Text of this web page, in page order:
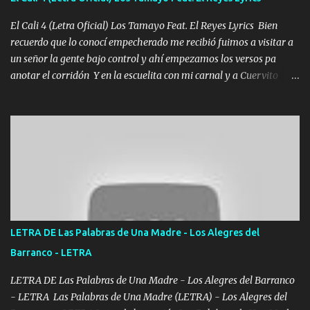
echarle chingazos Y seguir trabajando porque nada es...
El Cali 4 (Letra Oficial) Los Tamayo Feat. El Reyes Lyrics Bien
recuerdo que lo conocí empecherado me recibió fuimos a visitar a
un señor la gente bajo control y ahí empezamos los versos pa
anotar el corridón Y en la escuelita con mi carnal y a Cuervito
verde se le extraña pa que sepan Aquí Pura GENTE DE LA RANA 🐸
POR CLAVE ES EL CALI 4 EN LA CIUDAD TIJUANA Música Al
tirante andamos mi carnal atento a cualquier necesidad no porque
se ve limpio el camino nos confiamos al andar y nunca con la
misma piedra me vuelvo a tropezar Cuando ando de enamorado
en corto me tiró a per...
LETRA DE Las Palabras de Una Madre - Los Alegres del
Barranco - LETRA
LETRA DE Las Palabras de Una Madre - Los Alegres del Barranco
- LETRA Las Palabras de Una Madre (LETRA) - Los Alegres del